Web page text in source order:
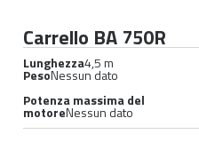
Carrello BA 750R
Lunghezza4,5 m
PesoNessun dato
Potenza massima del
motoreNessun dato